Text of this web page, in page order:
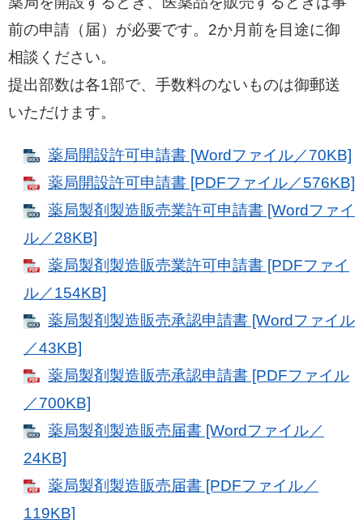
前の申請（届）が必要です。2か月前を目途に御
相談ください。
提出部数は各1部で、手数料のないものは御郵送
いただけます。
薬局開設許可申請書 [Wordファイル／70KB]
薬局開設許可申請書 [PDFファイル／576KB]
薬局製剤製造販売業許可申請書 [Wordファイ
ル／28KB]
薬局製剤製造販売業許可申請書 [PDFファイ
ル／154KB]
薬局製剤製造販売承認申請書 [Wordファイル
／43KB]
薬局製剤製造販売承認申請書 [PDFファイル
／700KB]
薬局製剤製造販売届書 [Wordファイル／
24KB]
薬局製剤製造販売届書 [PDFファイル／
119KB]